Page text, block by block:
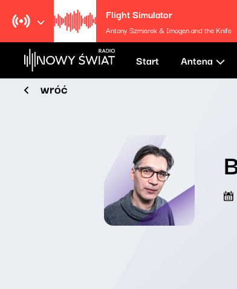
Flight Simulator
Antony Szmierek & Imogen and the Knife
Start Antena
wróć